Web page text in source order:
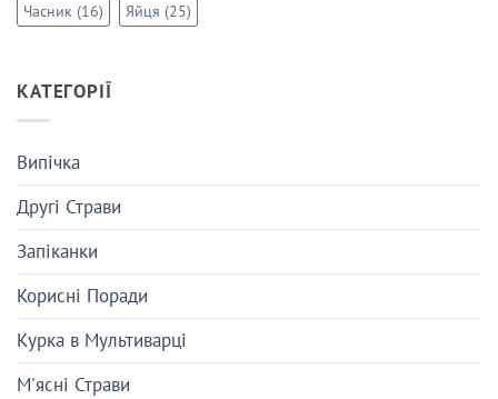
Часник (16) Яйця (25)
КАТЕГОРІЇ
Випічка
Другі Страви
Запіканки
Корисні Поради
Курка в Мультиварці
М'ясні Страви